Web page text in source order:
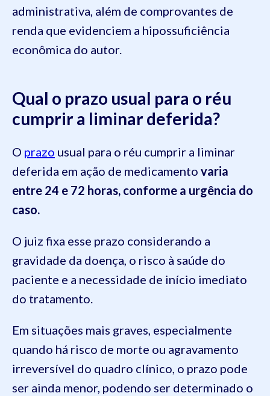
administrativa, além de comprovantes de
renda que evidenciem a hipossuficiência
econômica do autor.
Qual o prazo usual para o réu
cumprir a liminar deferida?
O prazo usual para o réu cumprir a liminar
deferida em ação de medicamento varia
entre 24 e 72 horas, conforme a urgência do
caso.
O juiz fixa esse prazo considerando a
gravidade da doença, o risco à saúde do
paciente e a necessidade de início imediato
do tratamento.
Em situações mais graves, especialmente
quando há risco de morte ou agravamento
irreversível do quadro clínico, o prazo pode
ser ainda menor, podendo ser determinado o